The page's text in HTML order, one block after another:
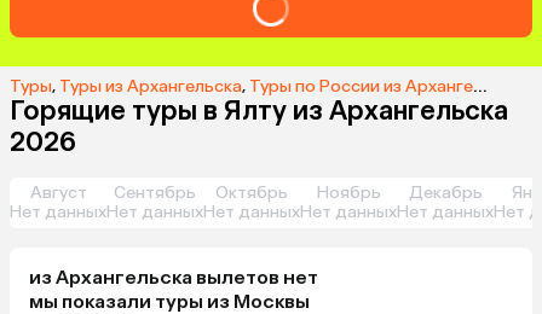
Туры, Туры из Архангельска, Туры по России из Архангельска
Горящие туры в Ялту из Архангельска
2026
Август
Нет данных
Сентябрь
Нет данных
Октябрь
Нет данных
Ноябрь
Нет данных
Декабрь
Нет данныхНет
из Архангельска вылетов нет
мы показали туры из Москвы